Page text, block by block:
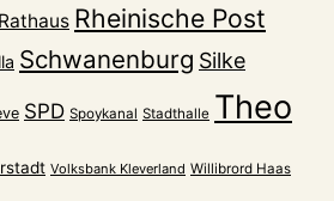
Rathaus Rheinische Post
Schwanenburg Silke
SPD Spoykanal Stadthalle Theo
Volksbank Kleverland Willibrord Haas